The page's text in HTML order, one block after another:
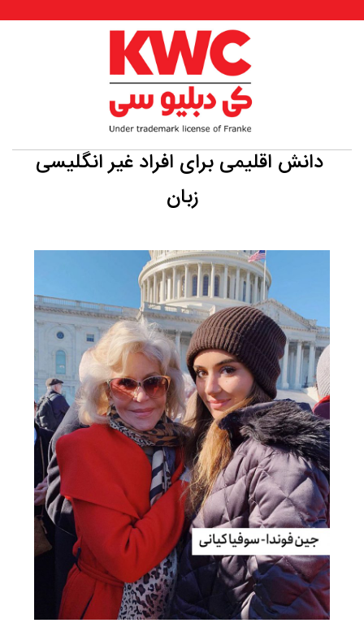
دانش اقلیمی برای افراد غیر انگلیسی
زبان